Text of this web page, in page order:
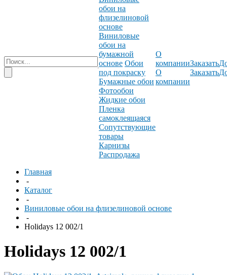
обои на
флизелиновой
основе
Виниловые
обои на
бумажной
основе Обои
под покраску
Бумажные обои
Фотообои
Жидкие обои
Пленка
самоклеящаяся
Сопутствующие
товары
Карнизы
Распродажа
О
компании
О
компании
Заказать
Заказать
Главная
-
Каталог
-
Виниловые обои на флизелиновой основе
-
Holidays 12 002/1
Holidays 12 002/1